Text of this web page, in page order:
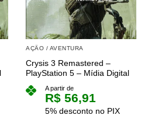
AÇÃO / AVENTURA
Crysis 3 Remastered –
PlayStation 5 – Mídia Digital
A partir de
R$ 56,91
5% desconto no PIX